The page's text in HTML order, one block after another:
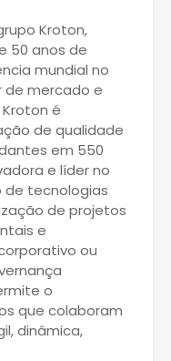
Kroton,
50 anos de
mundial no
de mercado e
é
de qualidade
em 550
e líder no
de tecnologias
de projetos
e
ou
o
que colaboram
dinâmica,